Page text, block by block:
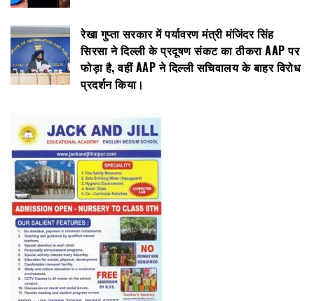
रेखा गुप्ता सरकार में पर्यावरण मंत्री मंजिंदर सिंह
सिरसा ने दिल्ली के प्रदूषण संकट का ठीकरा AAP पर
फोड़ा है, वहीं AAP ने दिल्ली सचिवालय के बाहर विरोध
प्रदर्शन किया।